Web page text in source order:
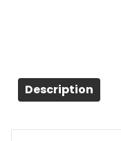
quantity
Description